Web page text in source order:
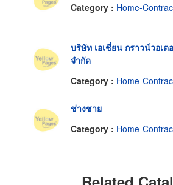
Category : Home-
บริษัท เอเชี่ยน กราวน์วอเ
จำกัด
Category : Home-
ช่างชาย
Category : Home-